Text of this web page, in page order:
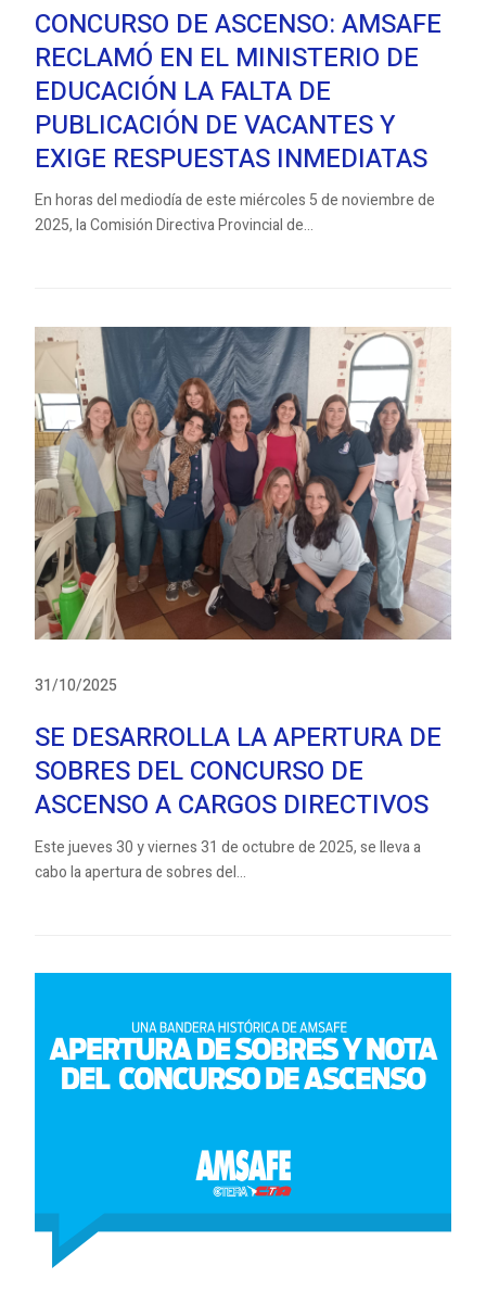
CONCURSO DE ASCENSO: AMSAFE
RECLAMÓ EN EL MINISTERIO DE
EDUCACIÓN LA FALTA DE
PUBLICACIÓN DE VACANTES Y
EXIGE RESPUESTAS INMEDIATAS
En horas del mediodía de este miércoles 5 de noviembre de
2025, la Comisión Directiva Provincial de...
31/10/2025
SE DESARROLLA LA APERTURA DE
SOBRES DEL CONCURSO DE
ASCENSO A CARGOS DIRECTIVOS
Este jueves 30 y viernes 31 de octubre de 2025, se lleva a
cabo la apertura de sobres del...